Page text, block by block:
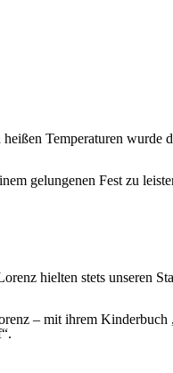
Temperaturen wurde
gelungenen Fest zu
hielten stets unseren
– mit ihrem Kinderbuch